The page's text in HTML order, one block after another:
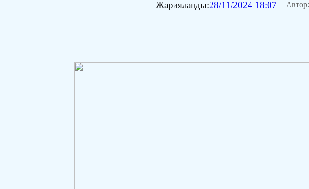
Жарияланды:28/11/2024 18:07—Автор: